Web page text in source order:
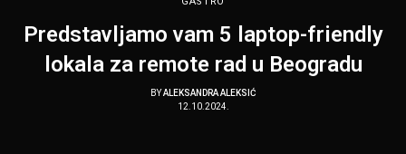
Predstavljamo vam 5 laptop-friendly
lokala za remote rad u Beogradu
BY ALEKSANDRA ALEKSIĆ
12.10.2024.